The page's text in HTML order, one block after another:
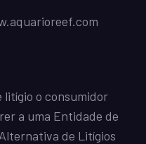
litígio o consumidor
a uma Entidade de
de Litígios